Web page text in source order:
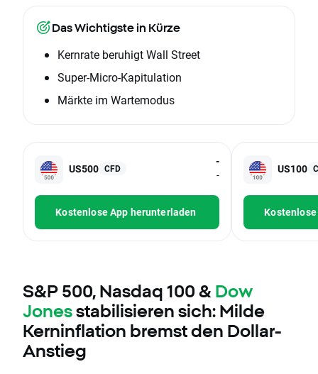
Das Wichtigste in Kürze
Kernrate beruhigt Wall Street
Super-Micro-Kapitulation
Märkte im Wartemodus
US500 CFD
-
-
Kostenlose App herunterladen
US100
S&P 500, Nasdaq 100 & Dow
Jonesstabilisieren sich: Milde
Kerninflation bremst den Dollar-
Anstieg